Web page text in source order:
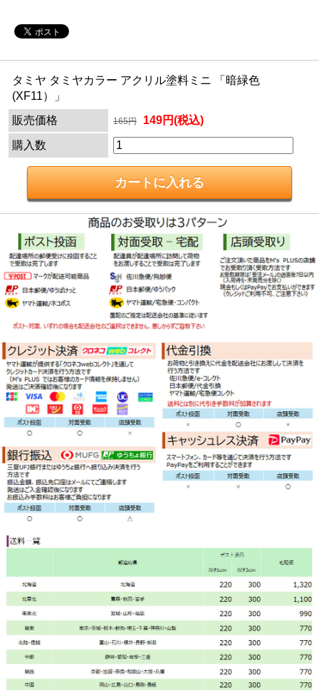
タミヤ タミヤカラー アクリル塗料ミニ 「暗緑色
(XF11）」
販売価格
165円 149円(税込)
購入数